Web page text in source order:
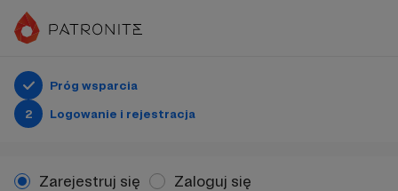
Próg wsparcia
2
Logowanie i rejestracja
Zarejestruj się Zaloguj się